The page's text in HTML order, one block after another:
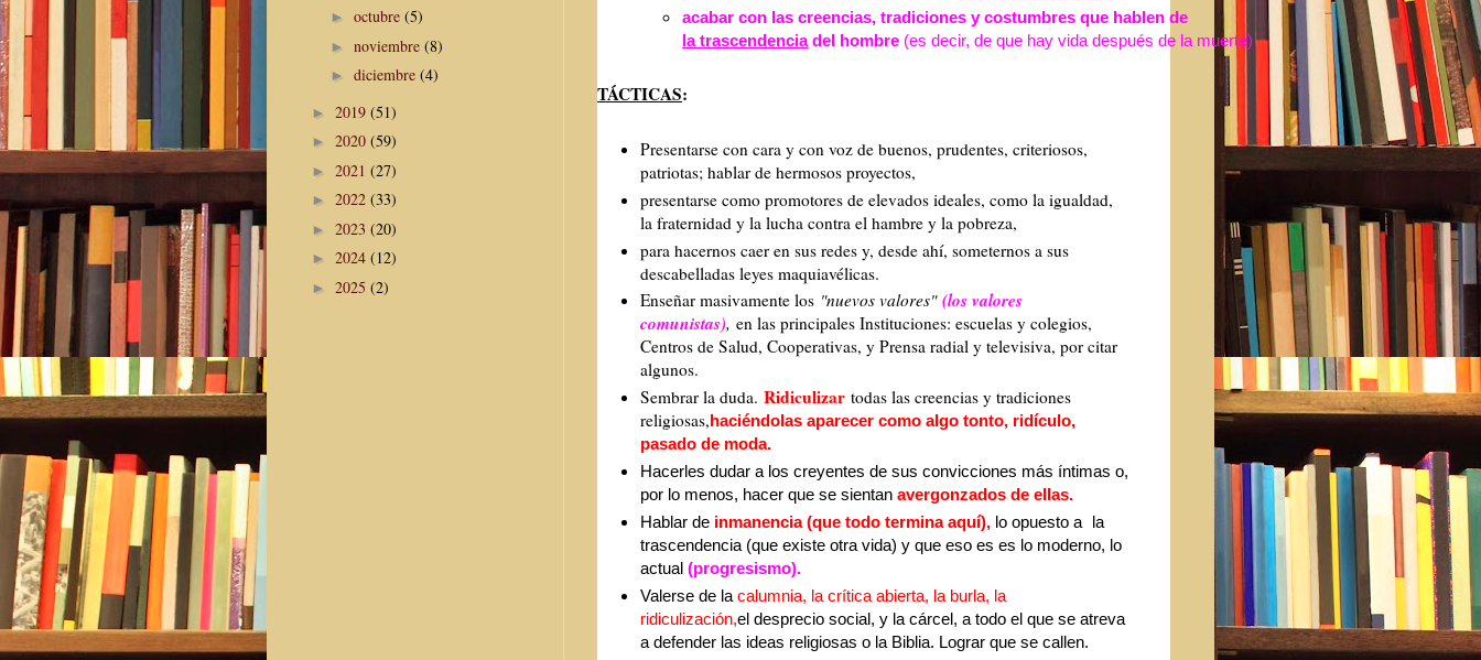
acabar con las creencias, tradiciones y costumbres que hablen de
la trascendenciadel hombre (es decir, de que hay vida después de la muerte)
TÁCTICAS:
Presentarse con cara y con voz de buenos, prudentes, criteriosos,
patriotas; hablar de hermosos proyectos,
presentarse como promotores de elevados ideales, como la igualdad,
la fraternidad y la lucha contra el hambre y la pobreza,
para hacernos caer en sus redes y, desde ahí, someternos a sus
descabelladas leyes maquiavélicas.
Enseñar masivamente los "nuevos valores" (los valores
comunistas), en las principales Instituciones: escuelas y colegios,
Centros de Salud, Cooperativas, y Prensa radial y televisiva, por citar
algunos.
Sembrar la duda. Ridiculizar todas las creencias y tradiciones
religiosas,haciéndolas aparecer como algo tonto, ridículo,
pasado de moda.
Hacerles dudar a los creyentes de sus convicciones más íntimas o,
por lo menos, hacer que se sientanavergonzados de ellas.
Hablar de inmanencia (que todo termina aquí), lo opuesto a la
trascendencia (que existe otra vida) y que eso es es lo moderno, lo
actual (progresismo).
Valerse de la calumnia, la crítica abierta, la burla, la
ridiculización,el desprecio social, y la cárcel, a todo el que se atreva
a defender las ideas religiosas o la Biblia. Lograr que se callen.
► octubre (5)
► noviembre (8)
► diciembre (4)
► 2019 (51)
► 2020 (59)
► 2021 (27)
► 2022 (33)
► 2023 (20)
► 2024 (12)
► 2025 (2)